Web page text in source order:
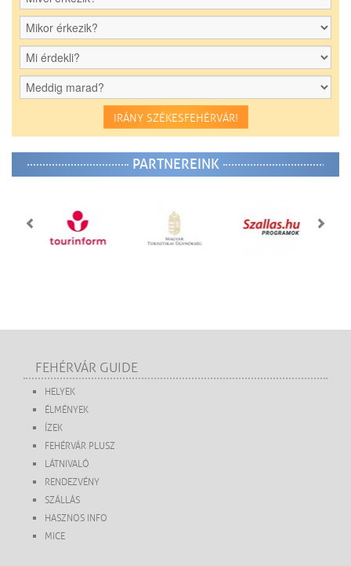
IRÁNY SZÉKESFEHÉRVÁR!
PARTNEREINK
FEHÉRVÁR GUIDE
HELYEK
ÉLMÉNYEK
ÍZEK
FEHÉRVÁR PLUSZ
LÁTNIVALÓ
RENDEZVÉNY
SZÁLLÁS
HASZNOS INFO
MICE